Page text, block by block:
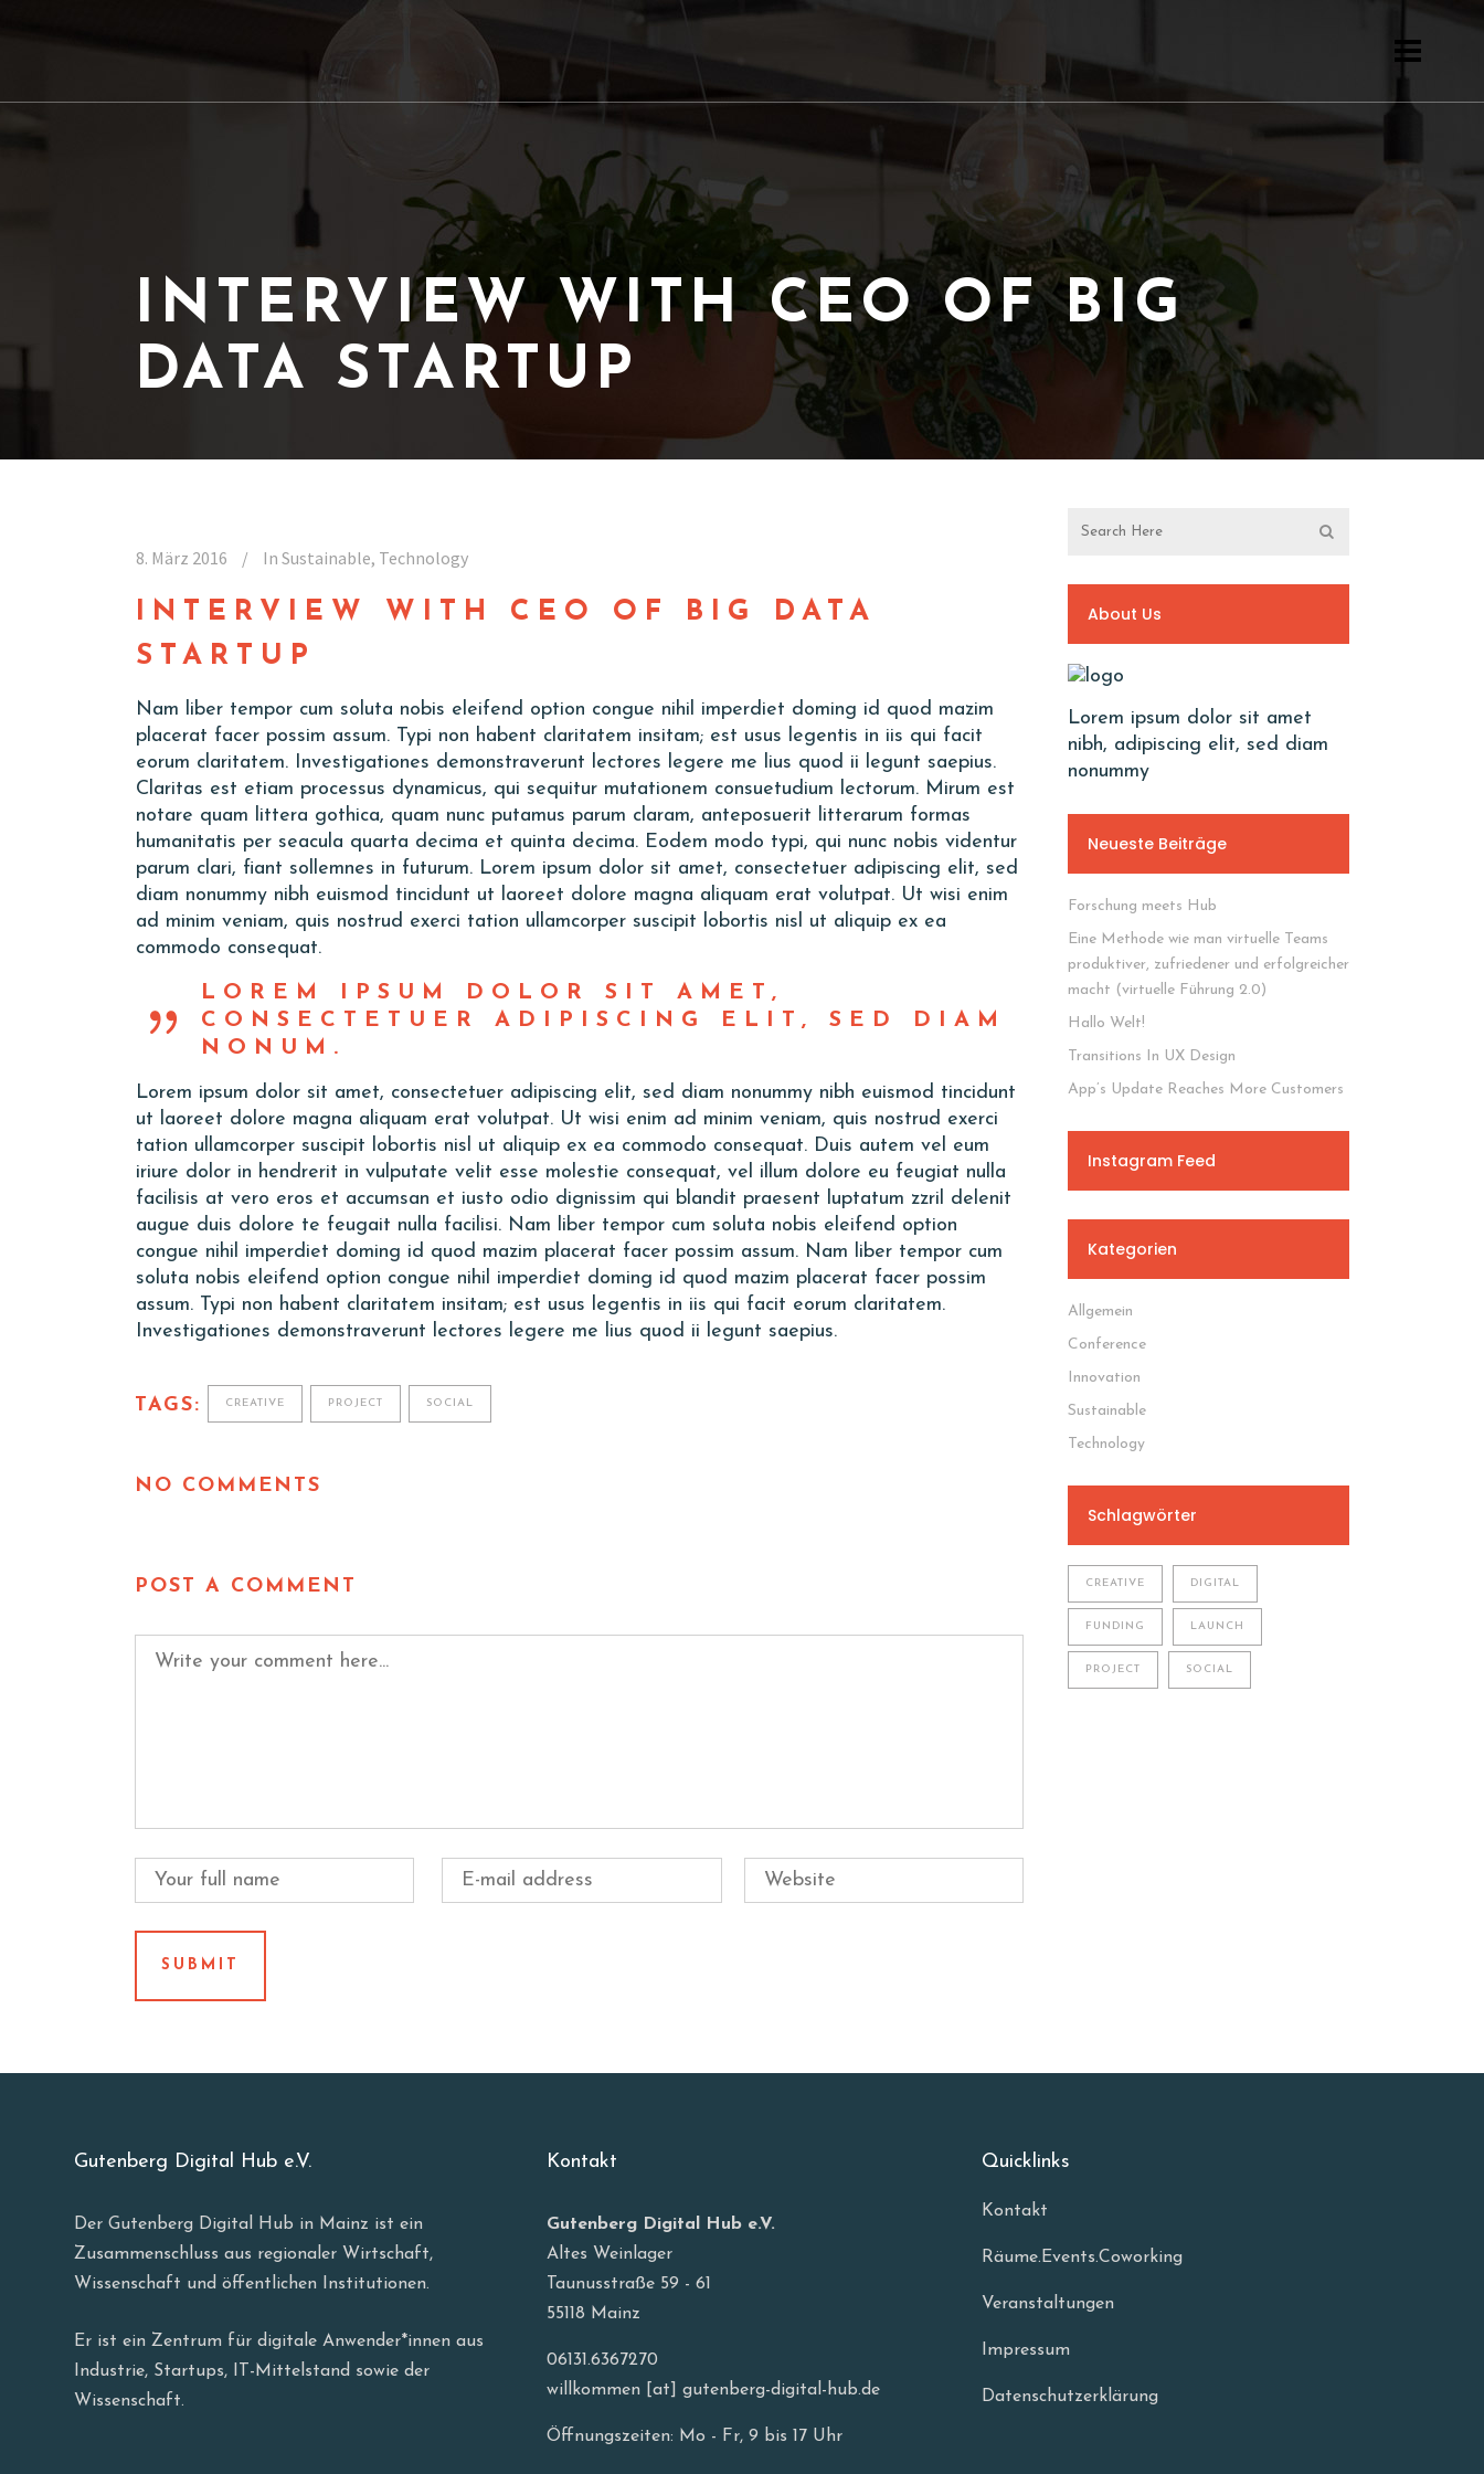
INTERVIEW WITH CEO OF BIG
DATA STARTUP
8. März 2016 In Sustainable, Technology
INTERVIEW WITH CEO OF BIG DATA
STARTUP
Nam liber tempor cum soluta nobis eleifend option congue nihil imperdiet doming id quod mazim
placerat facer possim assum. Typi non habent claritatem insitam; est usus legentis in iis qui facit
eorum claritatem. Investigationes demonstraverunt lectores legere me lius quod ii legunt saepius.
Claritas est etiam processus dynamicus, qui sequitur mutationem consuetudium lectorum. Mirum est
notare quam littera gothica, quam nunc putamus parum claram, anteposuerit litterarum formas
humanitatis per seacula quarta decima et quinta decima. Eodem modo typi, qui nunc nobis videntur
parum clari, fiant sollemnes in futurum. Lorem ipsum dolor sit amet, consectetuer adipiscing elit, sed
diam nonummy nibh euismod tincidunt ut laoreet dolore magna aliquam erat volutpat. Ut wisi enim
ad minim veniam, quis nostrud exerci tation ullamcorper suscipit lobortis nisl ut aliquip ex ea
commodo consequat.
LOREM IPSUM DOLOR SIT AMET,
CONSECTETUER ADIPISCING ELIT, SED DIAM
NONUM.
Lorem ipsum dolor sit amet, consectetuer adipiscing elit, sed diam nonummy nibh euismod tincidunt
ut laoreet dolore magna aliquam erat volutpat. Ut wisi enim ad minim veniam, quis nostrud exerci
tation ullamcorper suscipit lobortis nisl ut aliquip ex ea commodo consequat. Duis autem vel eum
iriure dolor in hendrerit in vulputate velit esse molestie consequat, vel illum dolore eu feugiat nulla
facilisis at vero eros et accumsan et iusto odio dignissim qui blandit praesent luptatum zzril delenit
augue duis dolore te feugait nulla facilisi. Nam liber tempor cum soluta nobis eleifend option
congue nihil imperdiet doming id quod mazim placerat facer possim assum. Nam liber tempor cum
soluta nobis eleifend option congue nihil imperdiet doming id quod mazim placerat facer possim
assum. Typi non habent claritatem insitam; est usus legentis in iis qui facit eorum claritatem.
Investigationes demonstraverunt lectores legere me lius quod ii legunt saepius.
TAGS: CREATIVE PROJECT SOCIAL
NO COMMENTS
POST A COMMENT
About Us
Lorem ipsum dolor sit amet
nibh, adipiscing elit, sed diam
nonummy
Neueste Beiträge
Forschung meets Hub
Eine Methode wie man virtuelle Teams
produktiver, zufriedener und erfolgreicher
macht (virtuelle Führung 2.0)
Hallo Welt!
Transitions In UX Design
App’s Update Reaches More Customers
Instagram Feed
Kategorien
Allgemein
Conference
Innovation
Sustainable
Technology
Schlagwörter
CREATIVE DIGITAL
FUNDING LAUNCH
PROJECT SOCIAL
Gutenberg Digital Hub e.V.
Der Gutenberg Digital Hub in Mainz ist ein
Zusammenschluss aus regionaler Wirtschaft,
Wissenschaft und öffentlichen Institutionen.
Er ist ein Zentrum für digitale Anwender*innen aus
Industrie, Startups, IT-Mittelstand sowie der
Wissenschaft.
Kontakt
Gutenberg Digital Hub e.V.
Altes Weinlager
Taunusstraße 59 - 61
55118 Mainz
06131.6367270
willkommen [at] gutenberg-digital-hub.de
Öffnungszeiten: Mo - Fr, 9 bis 17 Uhr
Quicklinks
Kontakt
Räume.Events.Coworking
Veranstaltungen
Impressum
Datenschutzerklärung